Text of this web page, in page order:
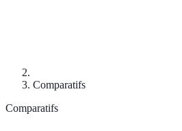
Comparatifs
Comparatifs